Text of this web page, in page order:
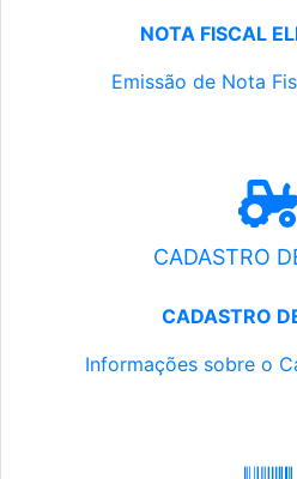
NOTA FISCAL
Emissão de Nota
CADASTRO
CADASTRO
Informações sobre o